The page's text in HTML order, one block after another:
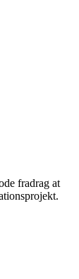
fradrag at